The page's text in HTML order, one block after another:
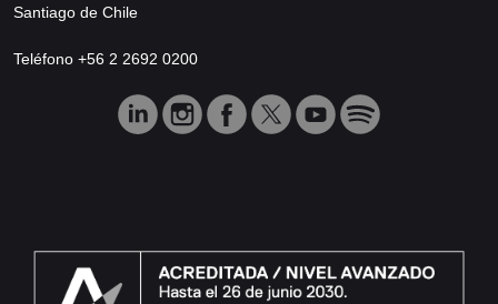
Santiago de Chile
Teléfono +56 2 2692 0200